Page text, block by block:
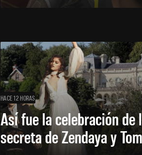
HACE 12 HORAS
Así fue la celebración de
secreta de Zendaya y